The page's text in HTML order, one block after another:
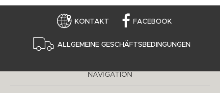
KONTAKT FACEBOOK
ALLGEMEINE GESCHÄFTSBEDINGUNGEN
NAVIGATION